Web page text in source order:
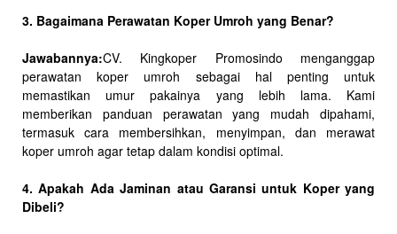
3. Bagaimana Perawatan Koper Umroh yang Benar?
Jawabannya:CV. Kingkoper Promosindo menganggap
perawatan koper umroh sebagai hal penting untuk
memastikan umur pakainya yang lebih lama. Kami
memberikan panduan perawatan yang mudah dipahami,
termasuk cara membersihkan, menyimpan, dan merawat
koper umroh agar tetap dalam kondisi optimal.
4. Apakah Ada Jaminan atau Garansi untuk Koper yang
Dibeli?